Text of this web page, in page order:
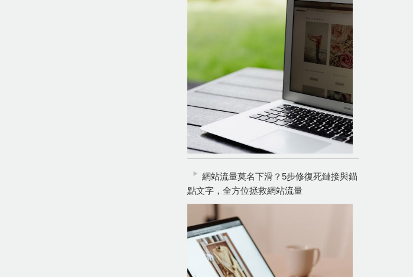
網站流量莫名下滑？5步修復死鏈接與錨
點文字，全方位拯救網站流量